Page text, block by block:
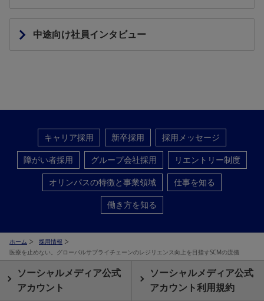
中途向け社員インタビュー
キャリア採用 新卒採用
採用メッセージ
障がい者採用
グループ会社採用
リエントリー制度
オリンパスの特徴と事業領域
仕事を知る
働き方を知る
ホーム
採用情報
医療を止めない。グローバルサプライチェーンのレジリエンス向上を目指すSCMの流儀
ソーシャルメディア公式
アカウント
ソーシャルメディア公式
アカウント利用規約